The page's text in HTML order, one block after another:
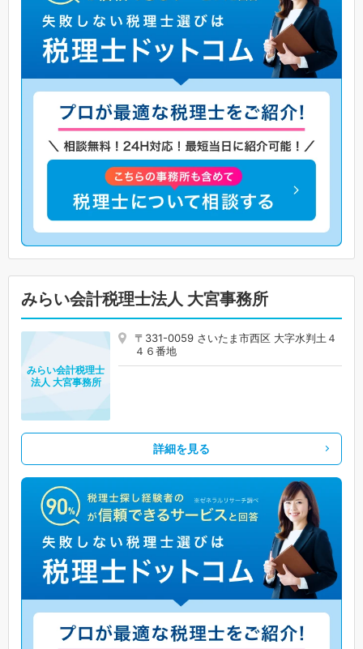
みらい会計税理士法人 大宮事務所
〒331-0059 さいたま市西区 大字水判土４
４６番地
みらい会計税理士
法人 大宮事務所
詳細を見る